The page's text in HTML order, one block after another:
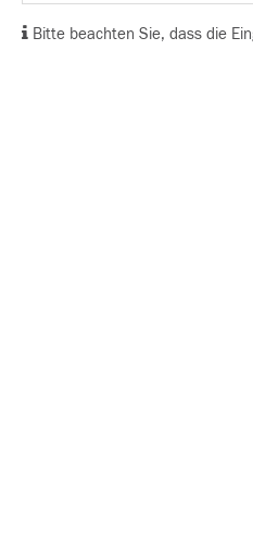
Bitte beachten Sie, dass die